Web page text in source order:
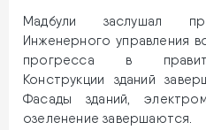
Мадбули заслушал
Инженерного управления
прогресса в
Конструкции зданий
Фасады зданий,
озеленение завершаются.